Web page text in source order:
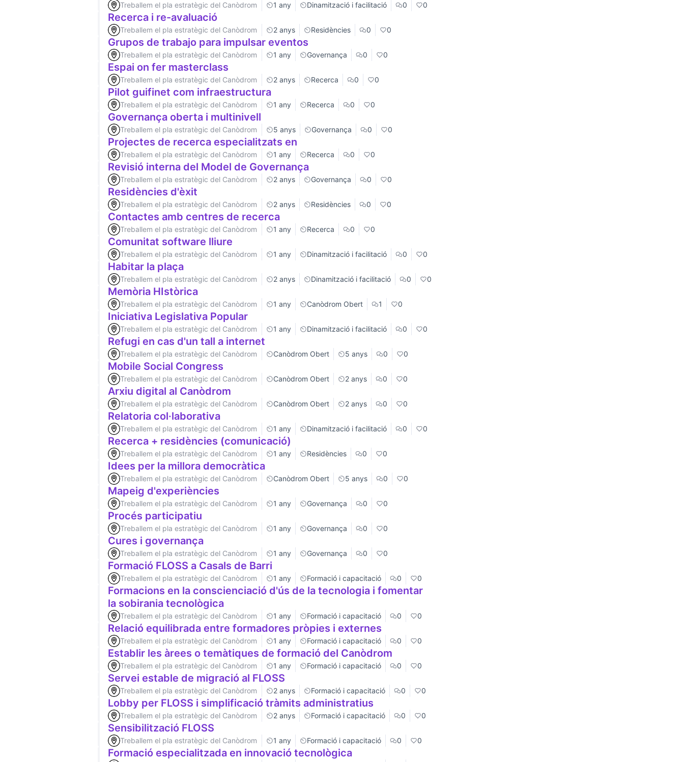
Treballem el pla estratègic del Canòdrom 1 any Dinamització i facilitació 0 0
Recerca i re-avaluació
Treballem el pla estratègic del Canòdrom 2 anys Residències 0 0
Grupos de trabajo para impulsar eventos
Treballem el pla estratègic del Canòdrom 1 any Governança 0 0
Espai on fer masterclass
Treballem el pla estratègic del Canòdrom 2 anys Recerca 0 0
Pilot guifinet com infraestructura
Treballem el pla estratègic del Canòdrom 1 any Recerca 0 0
Governança oberta i multinivell
Treballem el pla estratègic del Canòdrom 5 anys Governança 0 0
Projectes de recerca especialitzats en
Treballem el pla estratègic del Canòdrom 1 any Recerca 0 0
Revisió interna del Model de Governança
Treballem el pla estratègic del Canòdrom 2 anys Governança 0 0
Residències d'èxit
Treballem el pla estratègic del Canòdrom 2 anys Residències 0 0
Contactes amb centres de recerca
Treballem el pla estratègic del Canòdrom 1 any Recerca 0 0
Comunitat software lliure
Treballem el pla estratègic del Canòdrom 1 any Dinamització i facilitació 0 0
Habitar la plaça
Treballem el pla estratègic del Canòdrom 2 anys Dinamització i facilitació 0 0
Memòria HIstòrica
Treballem el pla estratègic del Canòdrom 1 any Canòdrom Obert 1 0
Iniciativa Legislativa Popular
Treballem el pla estratègic del Canòdrom 1 any Dinamització i facilitació 0 0
Refugi en cas d'un tall a internet
Treballem el pla estratègic del Canòdrom Canòdrom Obert 5 anys 0 0
Mobile Social Congress
Treballem el pla estratègic del Canòdrom Canòdrom Obert 2 anys 0 0
Arxiu digital al Canòdrom
Treballem el pla estratègic del Canòdrom Canòdrom Obert 2 anys 0 0
Relatoria col·laborativa
Treballem el pla estratègic del Canòdrom 1 any Dinamització i facilitació 0 0
Recerca + residències (comunicació)
Treballem el pla estratègic del Canòdrom 1 any Residències 0 0
Idees per la millora democràtica
Treballem el pla estratègic del Canòdrom Canòdrom Obert 5 anys 0 0
Mapeig d'experiències
Treballem el pla estratègic del Canòdrom 1 any Governança 0 0
Procés participatiu
Treballem el pla estratègic del Canòdrom 1 any Governança 0 0
Cures i governança
Treballem el pla estratègic del Canòdrom 1 any Governança 0 0
Formació FLOSS a Casals de Barri
Treballem el pla estratègic del Canòdrom 1 any Formació i capacitació 0 0
Formacions en la conscienciació d'ús de la tecnologia i fomentar
la sobirania tecnològica
Treballem el pla estratègic del Canòdrom 1 any Formació i capacitació 0 0
Relació equilibrada entre formadores pròpies i externes
Treballem el pla estratègic del Canòdrom 1 any Formació i capacitació 0 0
Establir les àrees o temàtiques de formació del Canòdrom
Treballem el pla estratègic del Canòdrom 1 any Formació i capacitació 0 0
Servei estable de migració al FLOSS
Treballem el pla estratègic del Canòdrom 2 anys Formació i capacitació 0 0
Lobby per FLOSS i simplificació tràmits administratius
Treballem el pla estratègic del Canòdrom 2 anys Formació i capacitació 0 0
Sensibilització FLOSS
Treballem el pla estratègic del Canòdrom 1 any Formació i capacitació 0 0
Formació especialitzada en innovació tecnològica